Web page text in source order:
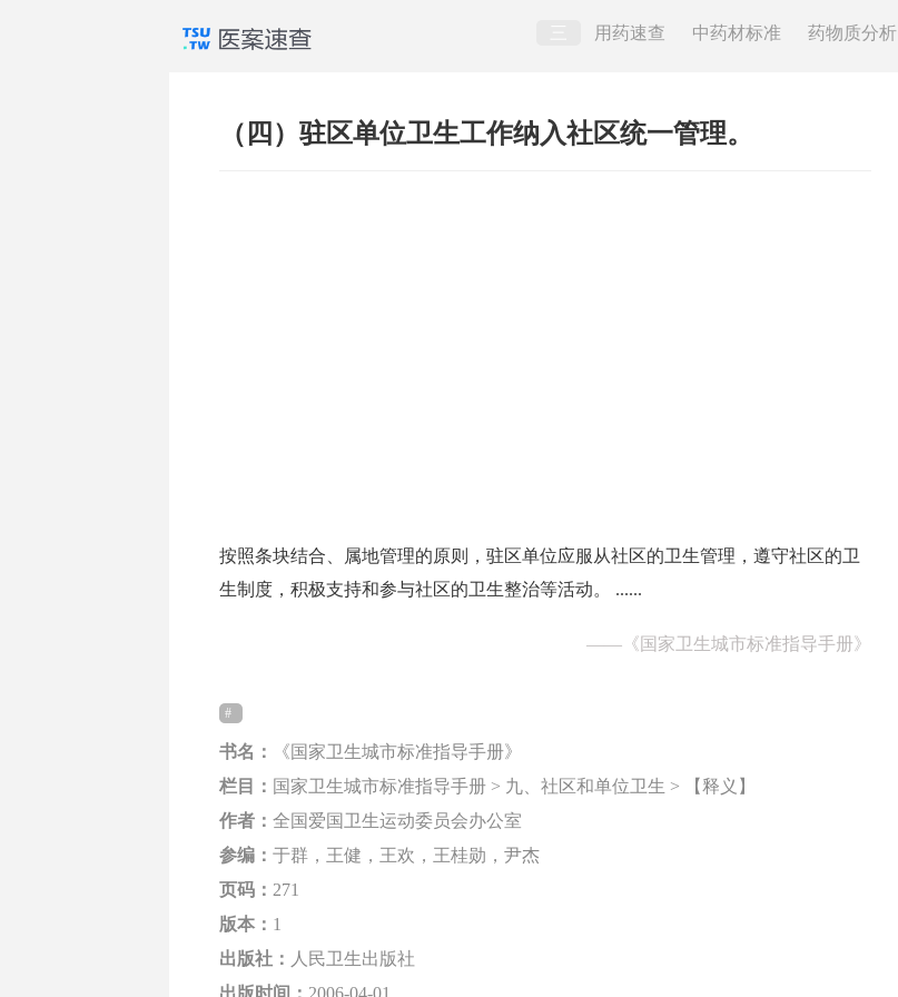
用药速查 中药材标准 药物质分析
（四）驻区单位卫生工作纳入社区统一管理。
按照条块结合、属地管理的原则，驻区单位应服从社区的卫生管理，遵守社区的卫
生制度，积极支持和参与社区的卫生整治等活动。 ......
—— 《国家卫生城市标准指导手册》
书名：
《国家卫生城市标准指导手册》
栏目： 国家卫生城市标准指导手册 > 九、社区和单位卫生 > 【释义】
作者： 全国爱国卫生运动委员会办公室
参编： 于群，王健，王欢，王桂勋，尹杰
页码： 271
版本： 1
出版社： 人民卫生出版社
出版时间： 2006-04-01